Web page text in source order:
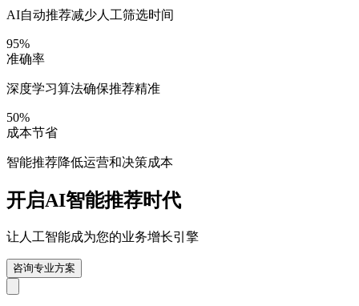
AI自动推荐减少人工筛选时间
95%
准确率
深度学习算法确保推荐精准
50%
成本节省
智能推荐降低运营和决策成本
开启AI智能推荐时代
让人工智能成为您的业务增长引擎
咨询专业方案